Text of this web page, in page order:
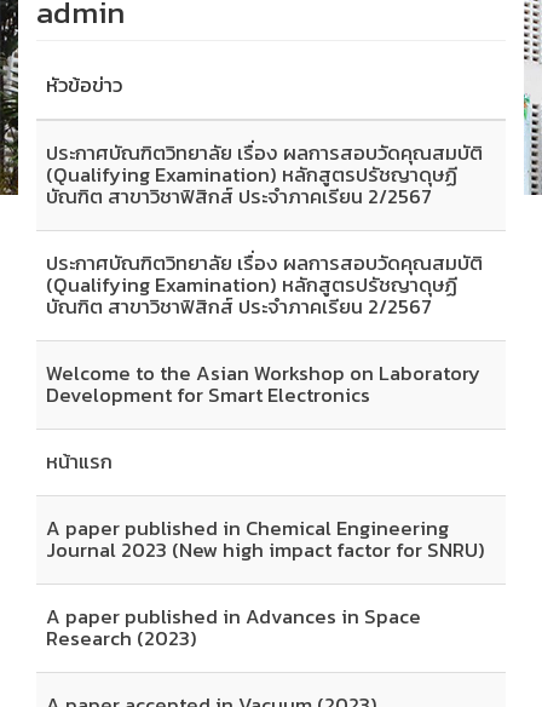
admin
หัวข้อข่าว
ประกาศบัณฑิตวิทยาลัย เรื่อง ผลการสอบวัดคุณสมบัติ
(Qualifying Examination) หลักสูตรปรัชญาดุษฏี
บัณฑิต สาขาวิชาฟิสิกส์ ประจำภาคเรียน 2/2567
ประกาศบัณฑิตวิทยาลัย เรื่อง ผลการสอบวัดคุณสมบัติ
(Qualifying Examination) หลักสูตรปรัชญาดุษฏี
บัณฑิต สาขาวิชาฟิสิกส์ ประจำภาคเรียน 2/2567
Welcome to the Asian Workshop on Laboratory
Development for Smart Electronics
หน้าแรก
A paper published in Chemical Engineering
Journal 2023 (New high impact factor for SNRU)
A paper published in Advances in Space
Research (2023)